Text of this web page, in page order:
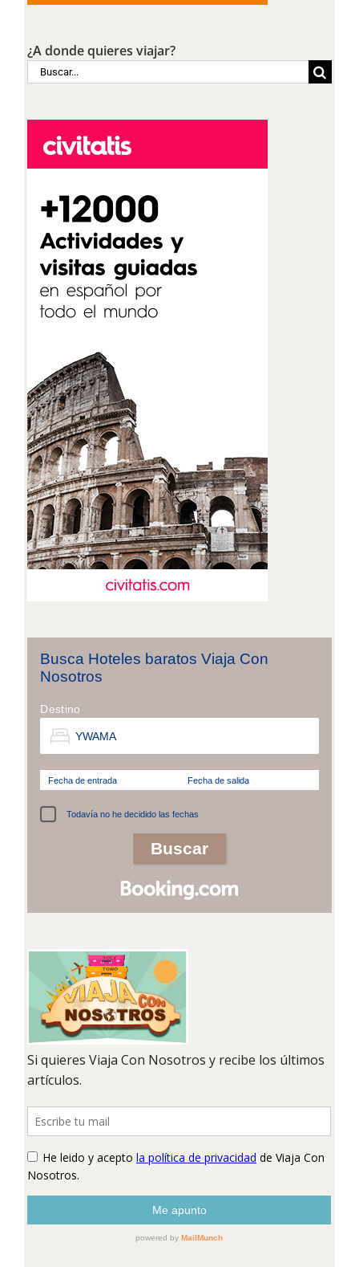
¿A donde quieres viajar?
Buscar:
Busca Hoteles baratos Viaja Con
Nosotros
Destino
Fecha de entrada Fecha de salida
Todavía no he decidido las fechas